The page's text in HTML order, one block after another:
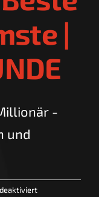
|
-
und
für